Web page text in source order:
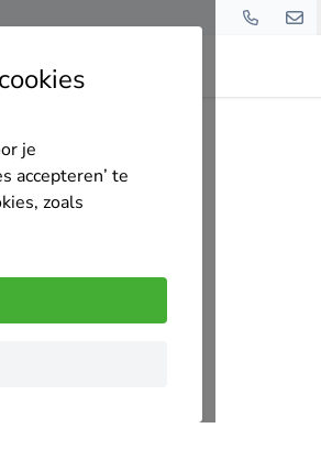
je
accepteren’ te
zoals